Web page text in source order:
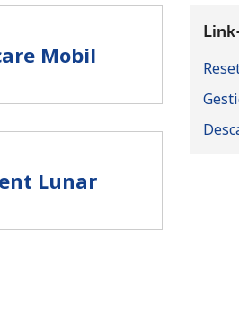
Mobil
Lunar